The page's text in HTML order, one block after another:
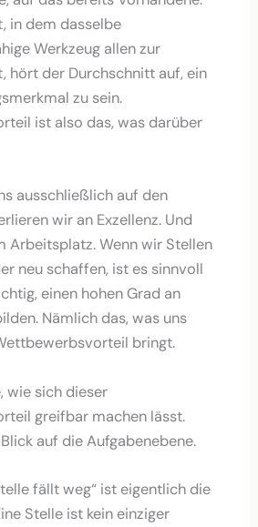
in dem dasselbe
Werkzeug allen zur
hört der Durchschnitt auf, ein
zu sein.
ist also das, was darüber
ausschließlich auf den
wir an Exzellenz. Und
Arbeitsplatz. Wenn wir Stellen
neu schaffen, ist es sinnvoll
einen hohen Grad an
Nämlich das, was uns
bringt.
wie sich dieser
greifbar machen lässt.
auf die Aufgabenebene.
fällt weg“ ist eigentlich die
Stelle ist kein einziger